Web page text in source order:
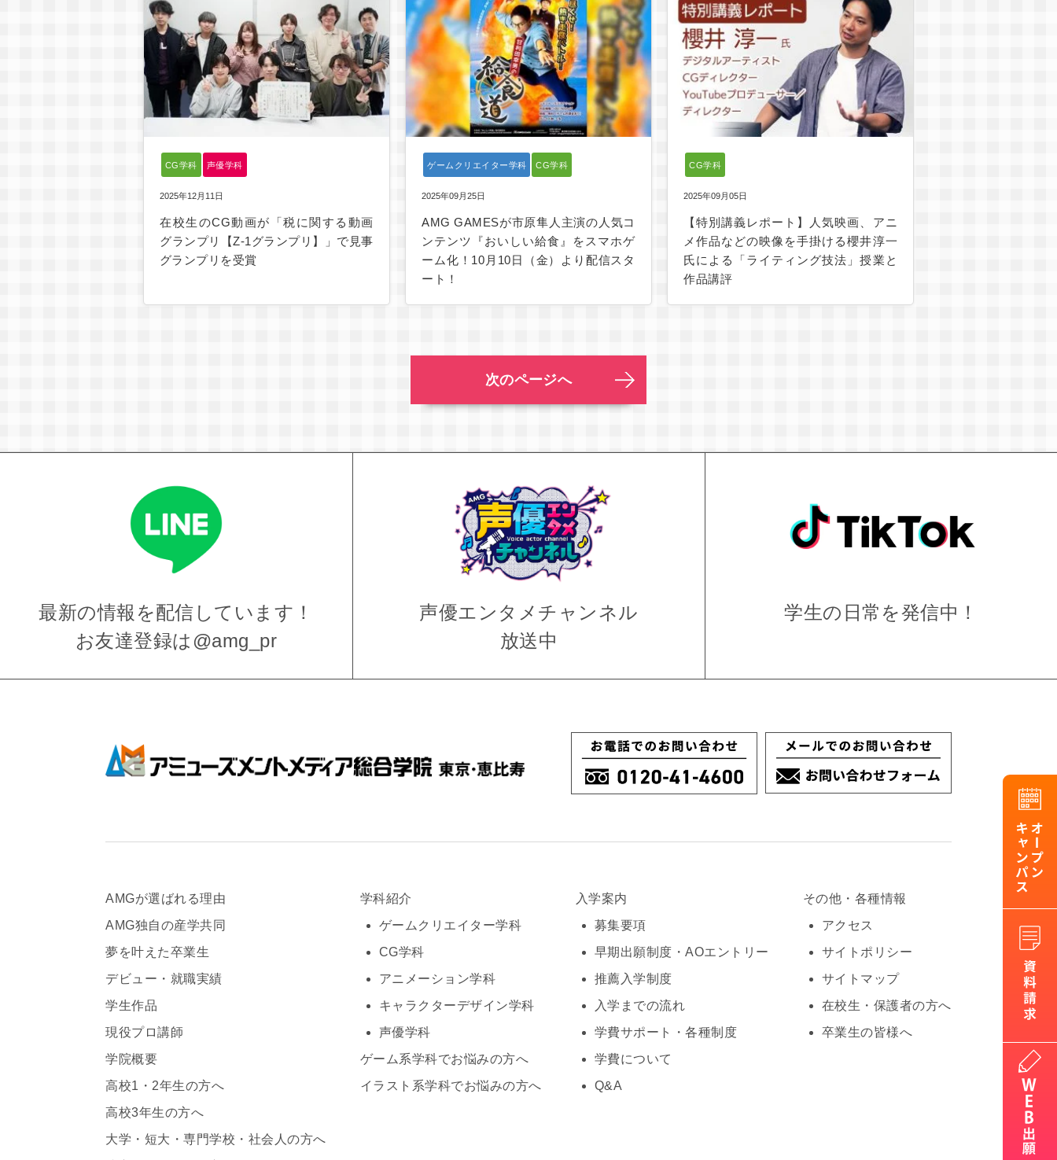
CG学科 声優学科
2025年12月11日
在校生のCG動画が「税に関する動画
グランプリ【Z-1グランプリ】」で見事
グランプリを受賞
ゲームクリエイター学科 CG学科
2025年09月25日
AMG GAMESが市原隼人主演の人気コ
ンテンツ『おいしい給食』をスマホゲ
ーム化！10月10日（金）より配信スタ
ート！
CG学科
2025年09月05日
【特別講義レポート】人気映画、アニ
メ作品などの映像を手掛ける櫻井淳一
氏による「ライティング技法」授業と
作品講評
次のページへ
最新の情報を配信しています！
お友達登録は @amg_pr
声優エンタメ チャンネル
放送中
学生の日常を発信中！
AMGが選ばれる理由
AMG独自の産学共同
夢を叶えた卒業生
デビュー・就職実績
学生作品
現役プロ講師
学院概要
高校1・2年生の方へ
高校3年生の方へ
大学・短大・専門学校・社会人の方へ
学科紹介
ゲームクリエイター学科
CG学科
アニメーション学科
キャラクターデザイン学科
声優学科
ゲーム系学科でお悩みの方へ
イラスト系学科でお悩みの方へ
入学案内
募集要項
早期出願制度・AOエントリー
推薦入学制度
入学までの流れ
学費サポート・各種制度
学費について
Q&A
その他・各種情報
アクセス
サイトポリシー
サイトマップ
在校生・保護者の方へ
卒業生の皆様へ